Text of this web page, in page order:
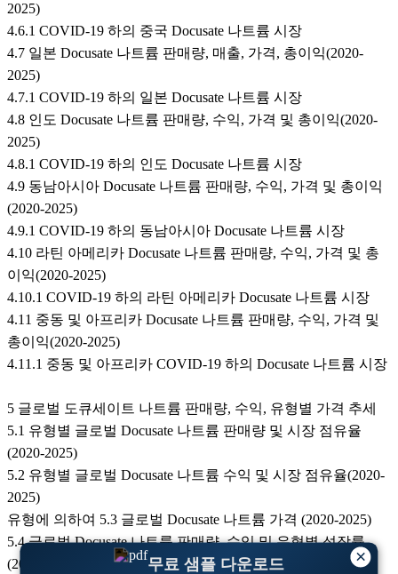
×
무료 샘플 다운로드
2025)
4.6.1 COVID-19 하의 중국 Docusate 나트륨 시장
4.7 일본 Docusate 나트륨 판매량, 매출, 가격, 총이익(2020-
2025)
4.7.1 COVID-19 하의 일본 Docusate 나트륨 시장
4.8 인도 Docusate 나트륨 판매량, 수익, 가격 및 총이익(2020-
2025)
4.8.1 COVID-19 하의 인도 Docusate 나트륨 시장
4.9 동남아시아 Docusate 나트륨 판매량, 수익, 가격 및 총이익
(2020-2025)
4.9.1 COVID-19 하의 동남아시아 Docusate 나트륨 시장
4.10 라틴 아메리카 Docusate 나트륨 판매량, 수익, 가격 및 총
이익(2020-2025)
4.10.1 COVID-19 하의 라틴 아메리카 Docusate 나트륨 시장
4.11 중동 및 아프리카 Docusate 나트륨 판매량, 수익, 가격 및
총이익(2020-2025)
4.11.1 중동 및 아프리카 COVID-19 하의 Docusate 나트륨 시장
5 글로벌 도큐세이트 나트륨 판매량, 수익, 유형별 가격 추세
5.1 유형별 글로벌 Docusate 나트륨 판매량 및 시장 점유율
(2020-2025)
5.2 유형별 글로벌 Docusate 나트륨 수익 및 시장 점유율(2020-
2025)
유형에 의하여 5.3 글로벌 Docusate 나트륨 가격 (2020-2025)
5.4 글로벌 Docusate 나트륨 판매량, 수익 및 유형별 성장률
(2020-2025)